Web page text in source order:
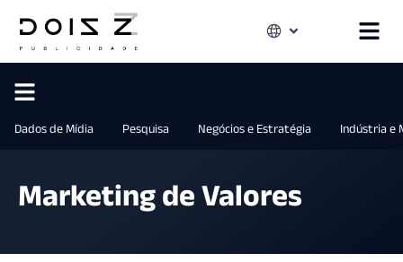
Dados de Mídia Pesquisa Negócios e Estratégia Indústria e
Marketing de Valores